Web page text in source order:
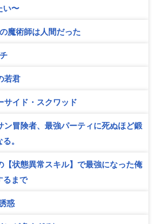
い〜
魔術師は人間だった
若君
サイド・スクワッド
ン冒険者、最強パーティに死ぬほど鍛
。
【状態異常スキル】で最強になった俺
るまで
惑